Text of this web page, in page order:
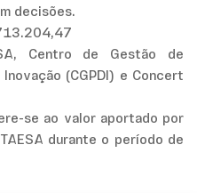
decisões.
Centro de Gestão de
(CGPDI) e Concert
se ao valor aportado por
durante o período de